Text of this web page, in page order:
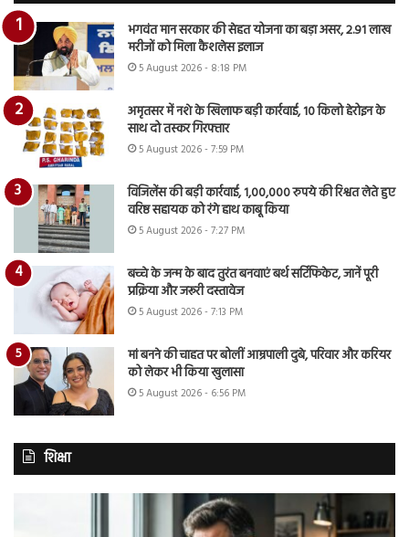
भगवंत मान सरकार की सेहत योजना का बड़ा असर, 2.91 लाख
मरीजों को मिला कैशलेस इलाज
5 August 2026 - 8:18 PM
अमृतसर में नशे के खिलाफ बड़ी कार्रवाई, 10 किलो हेरोइन के
साथ दो तस्कर गिरफ्तार
5 August 2026 - 7:59 PM
विजिलेंस की बड़ी कार्रवाई, 1,00,000 रुपये की रिश्वत लेते हुए
वरिष्ठ सहायक को रंगे हाथ काबू किया
5 August 2026 - 7:27 PM
बच्चे के जन्म के बाद तुरंत बनवाएं बर्थ सर्टिफिकेट, जानें पूरी
प्रक्रिया और जरूरी दस्तावेज
5 August 2026 - 7:13 PM
मां बनने की चाहत पर बोलीं आम्रपाली दुबे, परिवार और करियर
को लेकर भी किया खुलासा
5 August 2026 - 6:56 PM
शिक्षा